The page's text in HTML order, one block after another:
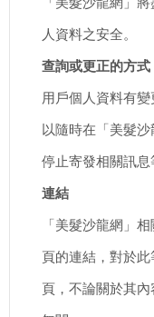
人資料之安全。
查詢或更正的方式
用戶個人資料有
以隨時在「美髮
停止寄發相關訊息
連結
「美髮沙龍網」
頁的連結，對於
頁，不論關於其內